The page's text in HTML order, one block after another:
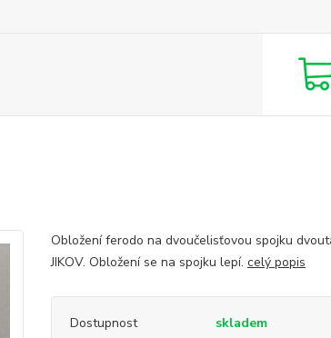
Obložení ferodo na dvoučelisťovou spojku
JIKOV. Obložení se na spojku lepí. celý popis
Dostupnost skladem